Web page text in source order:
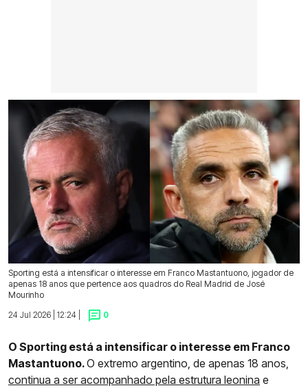
Sporting está a intensificar o interesse em Franco Mastantuono, jogador de
apenas 18 anos que pertence aos quadros do Real Madrid de José
Mourinho
24 Jul 2026 | 12:24 |
0
O Sporting está a intensificar o interesse em Franco
Mastantuono.O extremo argentino, de apenas 18 anos,
continua a ser acompanhado pela estrutura leonina e